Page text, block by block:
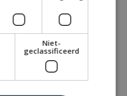
Niet-
geclassificeerd